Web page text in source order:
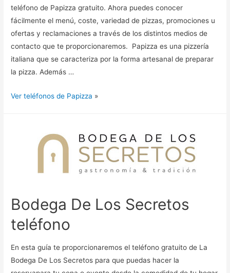
teléfono de Papizza gratuito. Ahora puedes conocer
fácilmente el menú, coste, variedad de pizzas, promociones u
ofertas y reclamaciones a través de los distintos medios de
contacto que te proporcionaremos. Papizza es una pizzería
italiana que se caracteriza por la forma artesanal de preparar
la pizza. Además …
Ver teléfonos de Papizza »
Bodega De Los Secretos
teléfono
En esta guía te proporcionaremos el teléfono gratuito de La
Bodega De Los Secretos para que puedas hacer la